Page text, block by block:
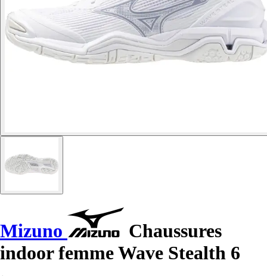
Mizuno
Chaussures
indoor femme Wave Stealth 6